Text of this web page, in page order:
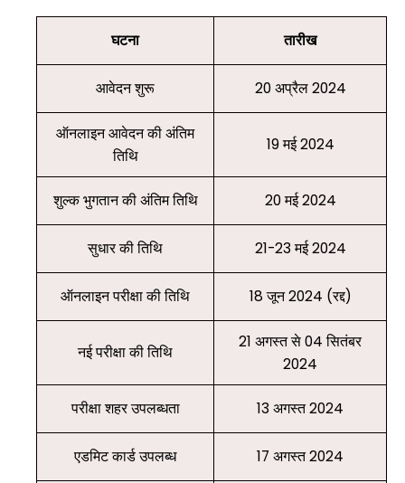
घटना तारीख
आवेदन शुरू 20 अप्रैल 2024
ऑनलाइन आवेदन की अंतिम
तिथि
19 मई 2024
शुल्क भुगतान की अंतिम तिथि 20 मई 2024
सुधार की तिथि 21-23 मई 2024
ऑनलाइन परीक्षा की तिथि 18 जून 2024 (रद्द)
नई परीक्षा की तिथि
21 अगस्त से 04 सितंबर
2024
परीक्षा शहर उपलब्धता 13 अगस्त 2024
एडमिट कार्ड उपलब्ध 17 अगस्त 2024